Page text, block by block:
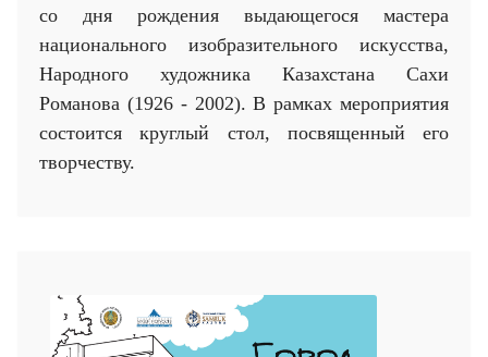
со дня рождения выдающегося мастера
национального изобразительного искусства,
Народного художника Казахстана Сахи
Романова (1926 - 2002). В рамках мероприятия
состоится круглый стол, посвященный его
творчеству.